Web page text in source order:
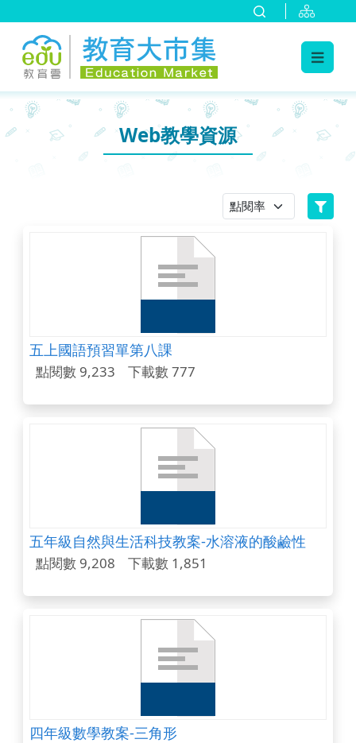
::: Web教學資源
五上國語預習單第八課
點閱數 9,233 下載數 777
五年級自然與生活科技教案-水溶液的酸鹼性
點閱數 9,208 下載數 1,851
四年級數學教案-三角形